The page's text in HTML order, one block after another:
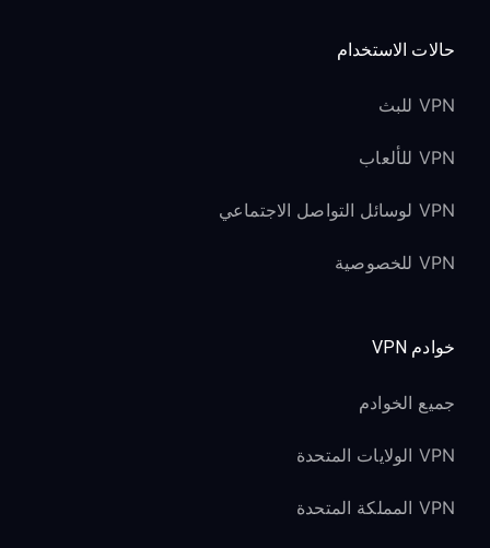
حالات الاستخدام
VPN للبث
VPN للألعاب
VPN لوسائل التواصل الاجتماعي
VPN للخصوصية
خوادم VPN
جميع الخوادم
VPN الولايات المتحدة
VPN المملكة المتحدة